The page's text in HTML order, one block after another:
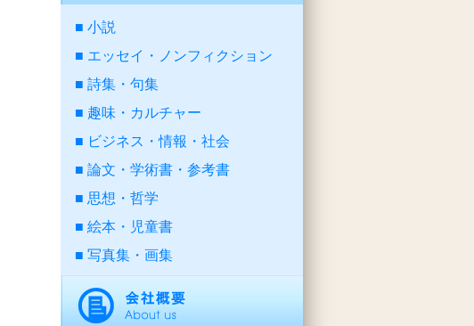
小説
エッセイ・ノンフィクション
詩集・句集
趣味・カルチャー
ビジネス・情報・社会
論文・学術書・参考書
思想・哲学
絵本・児童書
写真集・画集